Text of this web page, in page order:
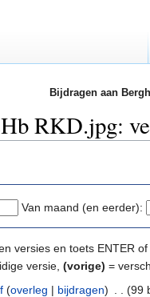
Bijdragen aan
RKD.jpg:
Van maand (en eerder):
versies en toets ENTER of
versie, (vorige) =
(overleg | bijdragen) (99